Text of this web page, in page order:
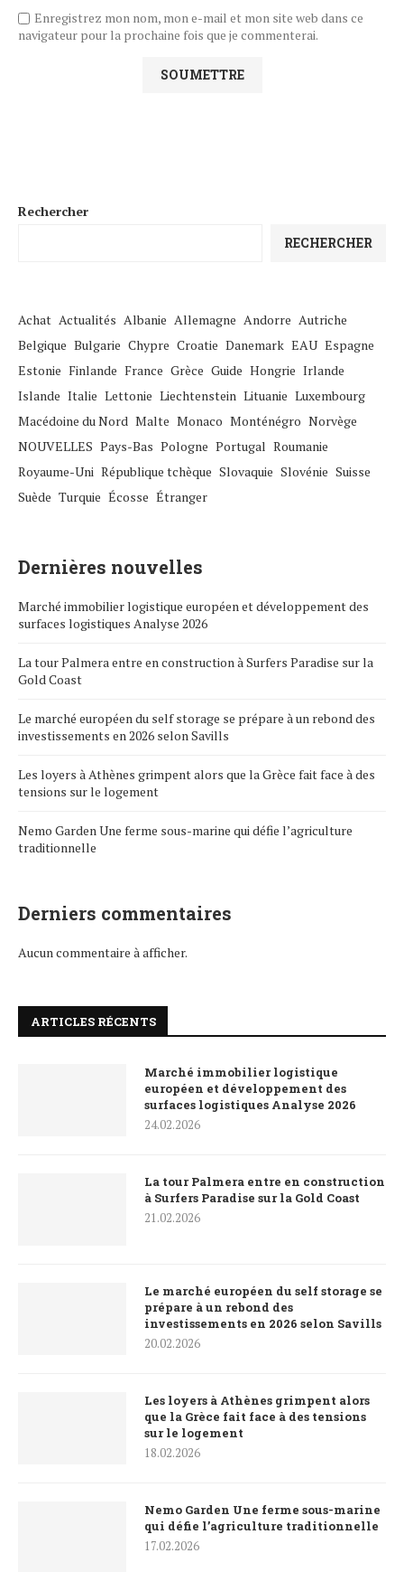
Enregistrez mon nom, mon e-mail et mon site web dans ce
navigateur pour la prochaine fois que je commenterai.
Rechercher
RECHERCHER
Achat Actualités Albanie Allemagne Andorre Autriche
Belgique Bulgarie Chypre Croatie Danemark EAU Espagne
Estonie Finlande France Grèce Guide Hongrie Irlande
Islande Italie Lettonie Liechtenstein Lituanie Luxembourg
Macédoine du Nord Malte Monaco Monténégro Norvège
NOUVELLES Pays-Bas Pologne Portugal Roumanie
Royaume-Uni République tchèque Slovaquie Slovénie Suisse
Suède Turquie Écosse Étranger
Dernières nouvelles
Marché immobilier logistique européen et développement des
surfaces logistiques Analyse 2026
La tour Palmera entre en construction à Surfers Paradise sur la
Gold Coast
Le marché européen du self storage se prépare à un rebond des
investissements en 2026 selon Savills
Les loyers à Athènes grimpent alors que la Grèce fait face à des
tensions sur le logement
Nemo Garden Une ferme sous-marine qui défie l’agriculture
traditionnelle
Derniers commentaires
Aucun commentaire à afficher.
ARTICLES RÉCENTS
Marché immobilier logistique
européen et développement des
surfaces logistiques Analyse 2026
24.02.2026
La tour Palmera entre en construction
à Surfers Paradise sur la Gold Coast
21.02.2026
Le marché européen du self storage se
prépare à un rebond des
investissements en 2026 selon Savills
20.02.2026
Les loyers à Athènes grimpent alors
que la Grèce fait face à des tensions
sur le logement
18.02.2026
Nemo Garden Une ferme sous-marine
qui défie l’agriculture traditionnelle
17.02.2026